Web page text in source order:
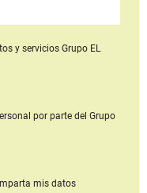
y serviciosGrupo EL
por parte del Grupo
mis datos